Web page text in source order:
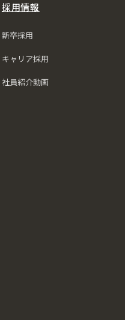
採用情報
新卒採用
キャリア採用
社員紹介動画